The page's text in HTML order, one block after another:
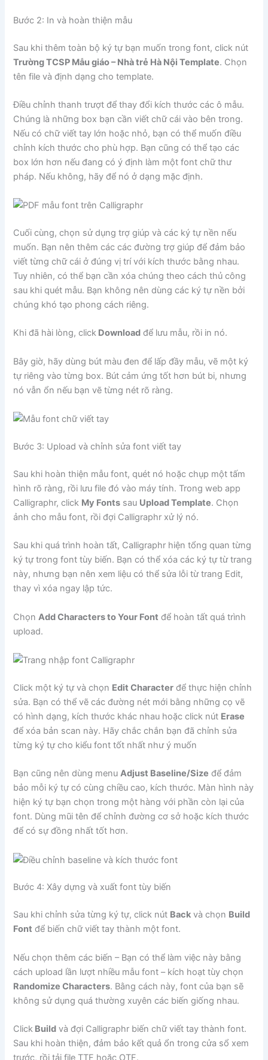
Bước 2: In và hoàn thiện mẫu
Sau khi thêm toàn bộ ký tự bạn muốn trong font, click nút
Trường TCSP Mẫu giáo – Nhà trẻ Hà Nội Template. Chọn
tên file và định dạng cho template.
Điều chỉnh thanh trượt để thay đổi kích thước các ô mẫu.
Chúng là những box bạn cần viết chữ cái vào bên trong.
Nếu có chữ viết tay lớn hoặc nhỏ, bạn có thể muốn điều
chỉnh kích thước cho phù hợp. Bạn cũng có thể tạo các
box lớn hơn nếu đang có ý định làm một font chữ thư
pháp. Nếu không, hãy để nó ở dạng mặc định.
Cuối cùng, chọn sử dụng trợ giúp và các ký tự nền nếu
muốn. Bạn nên thêm các các đường trợ giúp để đảm bảo
viết từng chữ cái ở đúng vị trí với kích thước bằng nhau.
Tuy nhiên, có thể bạn cần xóa chúng theo cách thủ công
sau khi quét mẫu. Bạn không nên dùng các ký tự nền bởi
chúng khó tạo phong cách riêng.
Khi đã hài lòng, click Download để lưu mẫu, rồi in nó.
Bây giờ, hãy dùng bút màu đen để lấp đầy mẫu, vẽ một ký
tự riêng vào từng box. Bút cảm ứng tốt hơn bút bi, nhưng
nó vẫn ổn nếu bạn vẽ từng nét rõ ràng.
Bước 3: Upload và chỉnh sửa font viết tay
Sau khi hoàn thiện mẫu font, quét nó hoặc chụp một tấm
hình rõ ràng, rồi lưu file đó vào máy tính. Trong web app
Calligraphr, click My Fonts sau Upload Template. Chọn
ảnh cho mẫu font, rồi đợi Calligraphr xử lý nó.
Sau khi quá trình hoàn tất, Calligraphr hiện tổng quan từng
ký tự trong font tùy biến. Bạn có thể xóa các ký tự từ trang
này, nhưng bạn nên xem liệu có thể sửa lỗi từ trang Edit,
thay vì xóa ngay lập tức.
Chọn Add Characters to Your Font để hoàn tất quá trình
upload.
Click một ký tự và chọn Edit Character để thực hiện chỉnh
sửa. Bạn có thể vẽ các đường nét mới bằng những cọ vẽ
có hình dạng, kích thước khác nhau hoặc click nút Erase
để xóa bản scan này. Hãy chắc chắn bạn đã chỉnh sửa
từng ký tự cho kiểu font tốt nhất như ý muốn
Bạn cũng nên dùng menuAdjust Baseline/Size để đảm
bảo mỗi ký tự có cùng chiều cao, kích thước. Màn hình này
hiện ký tự bạn chọn trong một hàng với phần còn lại của
font. Dùng mũi tên để chỉnh đường cơ sở hoặc kích thước
để có sự đồng nhất tốt hơn.
Bước 4: Xây dựng và xuất font tùy biến
Sau khi chỉnh sửa từng ký tự, click nút Back và chọn Build
Font để biến chữ viết tay thành một font.
Nếu chọn thêm các biến – Bạn có thể làm việc này bằng
cách upload lần lượt nhiều mẫu font – kích hoạt tùy chọn
Randomize Characters. Bằng cách này, font của bạn sẽ
không sử dụng quá thường xuyên các biến giống nhau.
Click Build và đợi Calligraphr biến chữ viết tay thành font.
Sau khi hoàn thiện, đảm bảo kết quả ổn trong cửa sổ xem
trước, rồi tải file TTF hoặc OTF.